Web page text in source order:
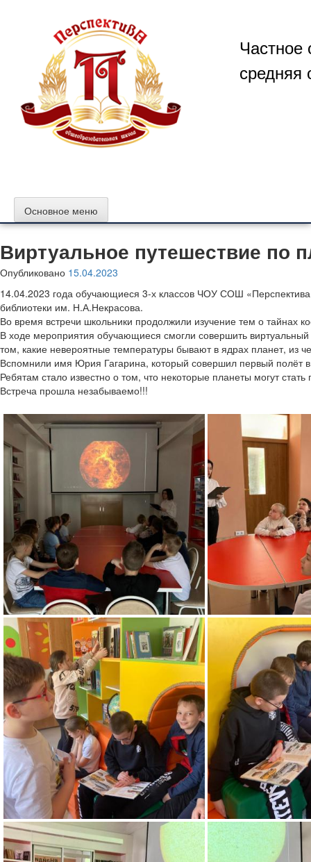
содержимому
Частное
средняя
Основное меню
Виртуальное путешествие по
Опубликовано 15.04.2023
14.04.2023 года обучающиеся 3-х классов ЧОУ СОШ
библиотеки им. Н.А.Некрасова.
Во время встречи школьники продолжили изучение тем о тайнах
В ходе мероприятия обучающиеся смогли совершить
том, какие невероятные температуры бывают в ядрах планет, из
Вспомнили имя Юрия Гагарина, который совершил первый полёт
Ребятам стало известно о том, что некоторые планеты могут
Встреча прошла незабываемо!!!